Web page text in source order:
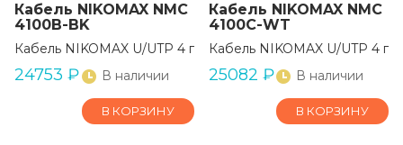
Кабель NIKOMAX NMC
4100B-BK
Кабель NIKOMAX U/UTP 4 пары, Кат.5e (Класс D)
24753 ₽ В наличии
В КОРЗИНУ
Кабель NIKOMAX NMC
4100C-WT
Кабель NIKOMAX U/UTP 4
25082 ₽ В наличии
В КОРЗИНУ